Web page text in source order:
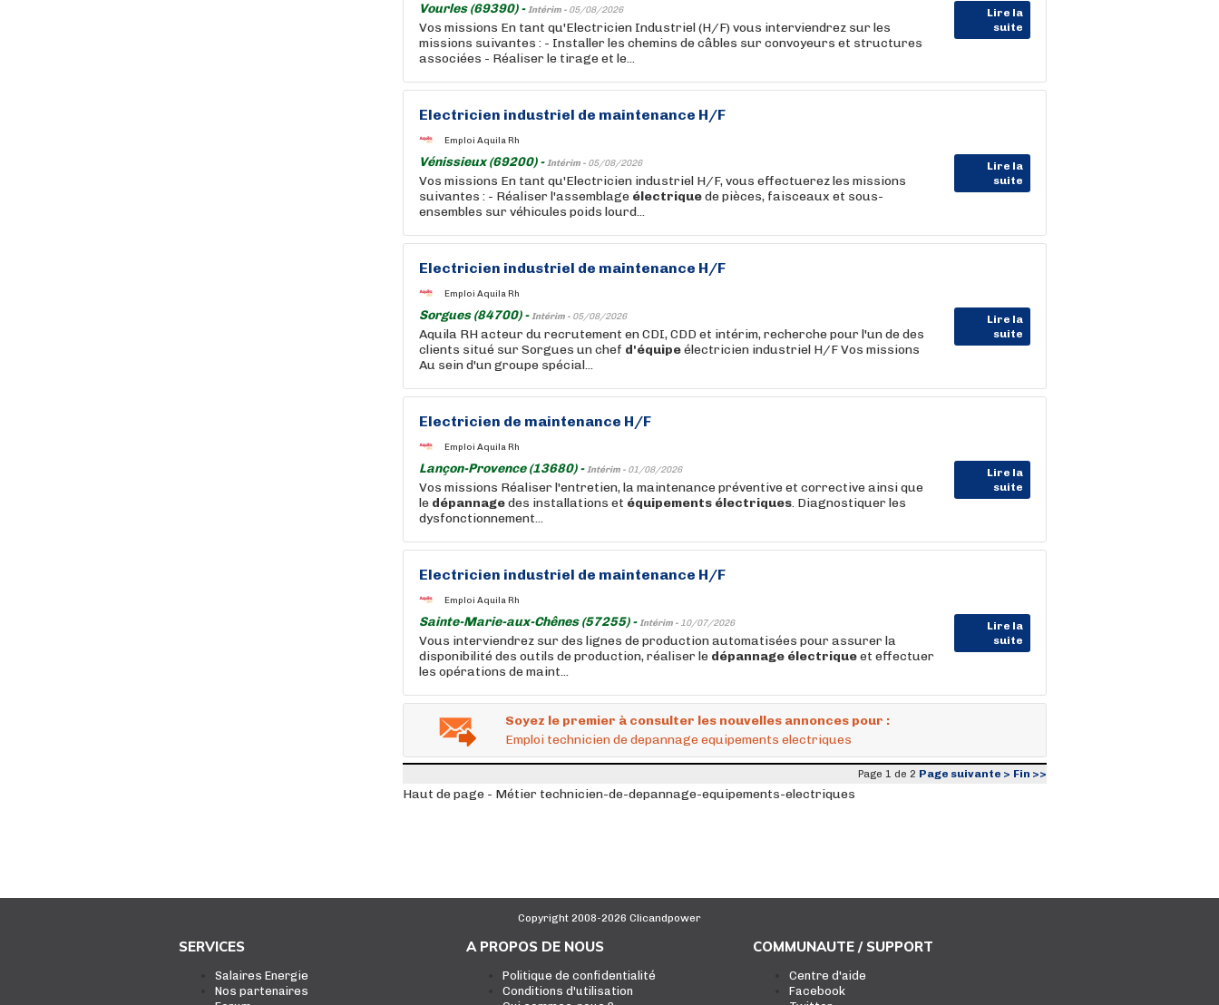
Vourles (69390) -Intérim - 05/08/2026
Lire la
suite
Vos missions En tant qu'Electricien Industriel (H/F) vous interviendrez sur les
missions suivantes : - Installer les chemins de câbles sur convoyeurs et structures
associées - Réaliser le tirage et le...
Electricien industriel de maintenance H/F
Emploi Aquila Rh
Vénissieux (69200) -Intérim - 05/08/2026
Lire la
suite
Vos missions En tant qu'Electricien industriel H/F, vous effectuerez les missions
suivantes : - Réaliser l'assemblage électriquede pièces, faisceaux et sous-
ensembles sur véhicules poids lourd...
Electricien industriel de maintenance H/F
Emploi Aquila Rh
Sorgues (84700) -Intérim - 05/08/2026
Lire la
suite
Aquila RH acteur du recrutement en CDI, CDD et intérim, recherche pour l'un de des
clients situé sur Sorgues un chef d'équipeélectricien industriel H/F Vos missions
Au sein d'un groupe spécial...
Electricien de maintenance H/F
Emploi Aquila Rh
Lançon-Provence (13680) -Intérim - 01/08/2026
Lire la
suite
Vos missions Réaliser l'entretien, la maintenance préventive et corrective ainsi que
le dépannagedes installations et équipements électriques. Diagnostiquer les
dysfonctionnement...
Electricien industriel de maintenance H/F
Emploi Aquila Rh
Sainte-Marie-aux-Chênes (57255) -Intérim - 10/07/2026
Lire la
suite
Vous interviendrez sur des lignes de production automatisées pour assurer la
disponibilité des outils de production, réaliser le dépannage électriqueet effectuer
les opérations de maint...
Soyez le premier à consulter les nouvelles annonces pour :
Emploi technicien de depannage equipements electriques
Page 1 de 2 Page suivante > Fin >>
Haut de page - Métier technicien-de-depannage-equipements-electriques
Copyright 2008-2026 Clicandpower
SERVICES
Salaires Energie
Nos partenaires
A PROPOS DE NOUS
Politique de confidentialité
Conditions d'utilisation
COMMUNAUTE / SUPPORT
Centre d'aide
Facebook